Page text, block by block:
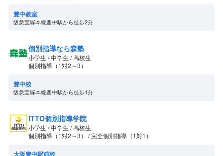
豊中教室
阪急宝塚本線豊中駅から徒歩2分
個別指導なら森塾
小学生 / 中学生 / 高校生
個別指導（1対2～3）
豊中校
阪急宝塚本線豊中駅から徒歩1分
ITTO個別指導学院
小学生 / 中学生 / 高校生
個別指導（1対2～3） / 完全個別指導（1対1）
大阪豊中駅前校